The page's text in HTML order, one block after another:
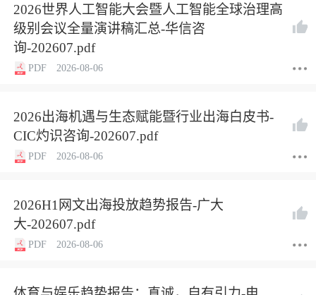
2026世界人工智能大会暨人工智能全球治理高
级别会议全量演讲稿汇总-华信咨
询-202607.pdf
PDF 2026-08-06
2026出海机遇与生态赋能暨行业出海白皮书-
CIC灼识咨询-202607.pdf
PDF 2026-08-06
2026H1网文出海投放趋势报告-广大
大-202607.pdf
PDF 2026-08-06